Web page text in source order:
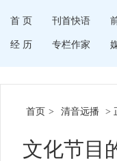
首 页 刊首快语
经 历 专栏作家
首页 > 清音远播 >
文化节目